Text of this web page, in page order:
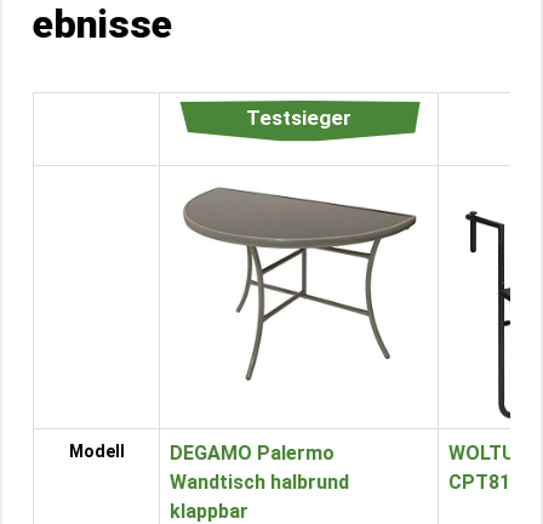
ebnisse
Testsieger
Modell
DEGAMO Palermo
Wandtisch halbrund
klappbar
WOLTU